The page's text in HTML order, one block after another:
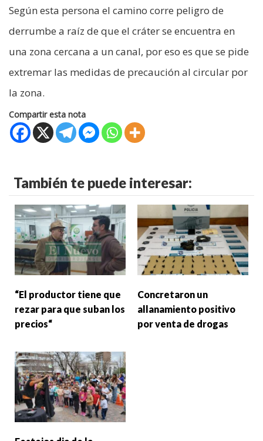
Según esta persona el camino corre peligro de
derrumbe a raíz de que el cráter se encuentra en
una zona cercana a un canal, por eso es que se pide
extremar las medidas de precaución al circular por
la zona.
Compartir esta nota
También te puede interesar:
“El productor tiene que
rezar para que suban los
precios“
Concretaron un
allanamiento positivo
por venta de drogas